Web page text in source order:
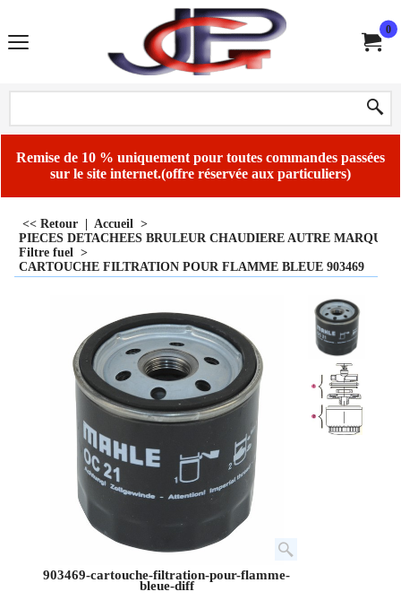
0
Remise de 10 % uniquement pour toutes commandes passées
sur le site internet.(offre réservée aux particuliers)
<< Retour Accueil >
PIECES DETACHEES BRULEUR CHAUDIERE AUTRE MARQUE
Filtre fuel >
CARTOUCHE FILTRATION POUR FLAMME BLEUE 903469
903469-cartouche-filtration-pour-flamme-
bleue-diff